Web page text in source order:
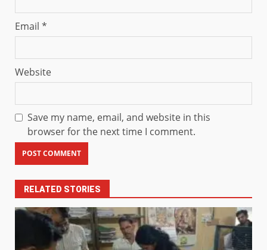
Email *
Website
Save my name, email, and website in this
browser for the next time I comment.
RELATED STORIES